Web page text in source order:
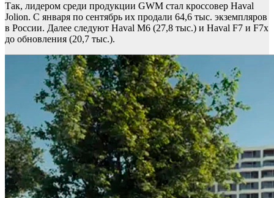
Так, лидером среди продукции GWM стал кроссовер Haval
Jolion. С января по сентябрь их продали 64,6 тыс. экземпляров
в России. Далее следуют Haval M6 (27,8 тыс.) и Haval F7 и F7x
до обновления (20,7 тыс.).